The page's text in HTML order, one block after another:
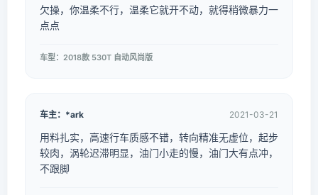
欠操，你温柔不行，温柔它就开不动，就得稍微暴力一
点点
车型：2018款 530T 自动风尚版
车主：*ark 2021-03-21
用料扎实，高速行车质感不错，转向精准无虚位，起步
较肉，涡轮迟滞明显，油门小走的慢，油门大有点冲，
不跟脚